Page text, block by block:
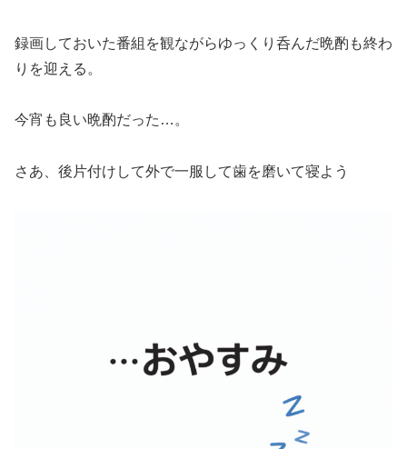
録画しておいた番組を観ながらゆっくり呑んだ晩酌も終わ
りを迎える。
今宵も良い晩酌だった…。
さあ、後片付けして外で一服して歯を磨いて寝よう